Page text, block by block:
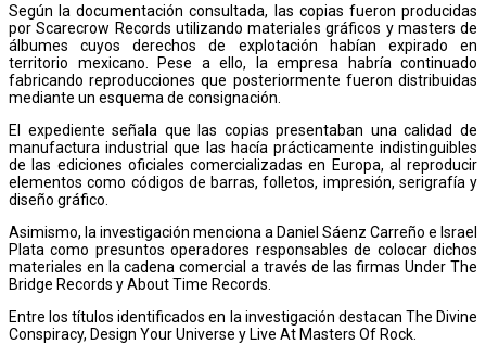
Según la documentación consultada, las copias fueron producidas
por Scarecrow Records utilizando materiales gráficos y masters de
álbumes cuyos derechos de explotación habían expirado en
territorio mexicano. Pese a ello, la empresa habría continuado
fabricando reproducciones que posteriormente fueron distribuidas
mediante un esquema de consignación.
El expediente señala que las copias presentaban una calidad de
manufactura industrial que las hacía prácticamente indistinguibles
de las ediciones oficiales comercializadas en Europa, al reproducir
elementos como códigos de barras, folletos, impresión, serigrafía y
diseño gráfico.
Asimismo, la investigación menciona a Daniel Sáenz Carreño e Israel
Plata como presuntos operadores responsables de colocar dichos
materiales en la cadena comercial a través de las firmas Under The
Bridge Records y About Time Records.
Entre los títulos identificados en la investigación destacan The Divine
Conspiracy, Design Your Universe y Live At Masters Of Rock.